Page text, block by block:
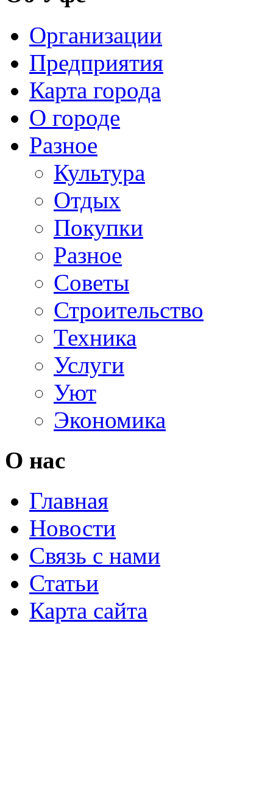
Организации
Предприятия
Карта города
О городе
Разное
Культура
Отдых
Покупки
Разное
Советы
Строительство
Техника
Услуги
Уют
Экономика
О нас
Главная
Новости
Связь с нами
Статьи
Карта сайта